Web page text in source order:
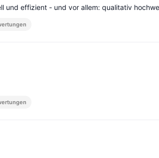
und effizient - und vor allem: qualitativ